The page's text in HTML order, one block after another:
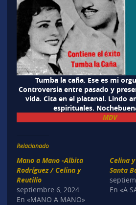
Tumba la caña. Ese es mi
Controversia entre pasado y
vida. Cita en el platanal. Lindo
espirituales.
MDV
Relacionado
Mano a Mano -Albita
Rodríguez / Celina y
Reutilio
septiembre 6, 2024
En «MANO A MANO»
Celina
Santa
En «A